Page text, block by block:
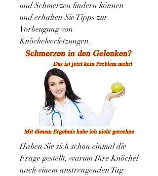
und Schmerzen lindern können
und erhalten Sie Tipps zur
Vorbeugung von
Knöchelverletzungen.
Haben Sie sich schon einmal die
Frage gestellt, warum Ihre Knöchel
nach einem anstrengenden Tag